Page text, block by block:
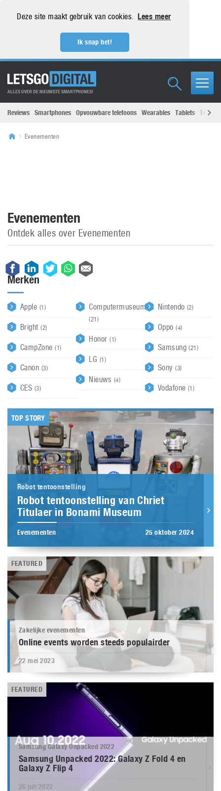
Deze site maakt gebruik van cookies. Lees meer
Ik snap het!
ALLES OVER DE NIEUWSTE SMARTPHONES!
Reviews Smartphones Opvouwbare telefoons Wearables Tablets
Evenementen
Evenementen
Ontdek alles over Evenementen
Merken
Apple (1)
Bright(2)
CampZone(1)
Canon (3)
CES (3)
Computermuseum
(21)
Honor(1)
LG (1)
Nieuws (4)
Nintendo (2)
Oppo(4)
Samsung(21)
Sony(3)
Vodafone (1)
TOP STORY
Robot tentoonstelling
Robot tentoonstelling van Chriet
Titulaer in Bonami Museum
Evenementen 25 oktober 2024
FEATURED
Zakelijke evenementen
Online events worden steeds populairder
22 mei 2023
FEATURED
Samsung Galaxy Unpacked 2022
Samsung Unpacked 2022: Galaxy Z Fold 4 en
Galaxy Z Flip 4
26 juli 2022